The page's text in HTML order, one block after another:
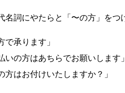
名詞にやたらと「〜の方」をつ
で承ります」
いの方はあちらでお願いします」
方はお付けいたしますか？」